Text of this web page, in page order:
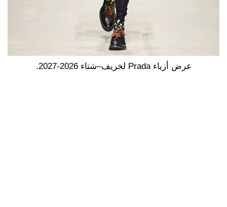
عرض أزياء Prada لخريف–شتاء 2026-2027.